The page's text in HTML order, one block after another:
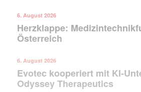
6. August 2026
Herzklappe:
Österreich
6. August 2026
Evotec kooperiert mit KI-
Odyssey Therapeutics